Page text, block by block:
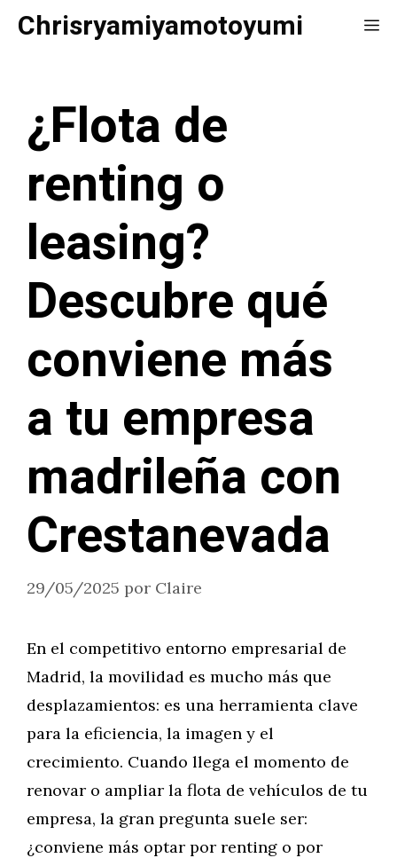
SaltarChrisryamiyamotoyumi
¿Flota de
renting o
leasing?
Descubre qué
conviene más
a tu empresa
madrileña con
Crestanevada
29/05/2025 por Claire
En el competitivo entorno empresarial de
Madrid, la movilidad es mucho más que
desplazamientos: es una herramienta clave
para la eficiencia, la imagen y el
crecimiento. Cuando llega el momento de
renovar o ampliar la flota de vehículos de tu
empresa, la gran pregunta suele ser:
¿conviene más optar por renting o por